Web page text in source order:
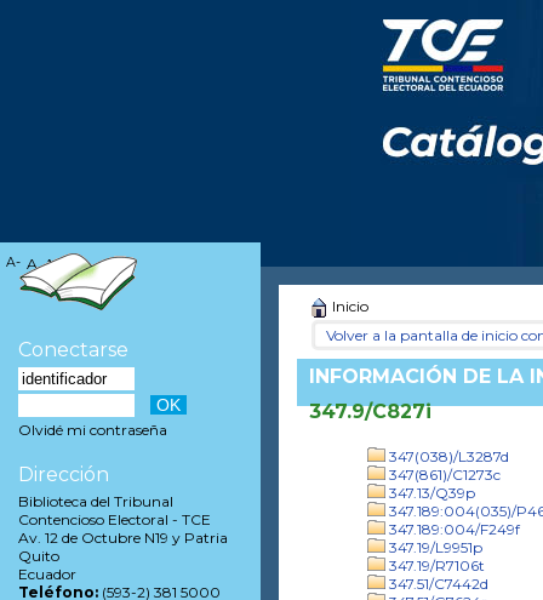
Inicio
Volver a la pantalla de inicio
INFORMACIÓN DE LA
347.9/C827i
347(038)/L3287d
347(861)/C1273c
347.13/Q39p
347.189:004(035)/
347.189:004/F249f
347.19/L9951p
347.19/R7106t
347.51/C7442d
A- A A+
Conectarse
Olvidé mi contraseña
Dirección
Biblioteca del Tribunal
Contencioso Electoral - TCE
Av. 12 de Octubre N19 y Patria
Quito
Ecuador
Teléfono: (593-2) 381 5000